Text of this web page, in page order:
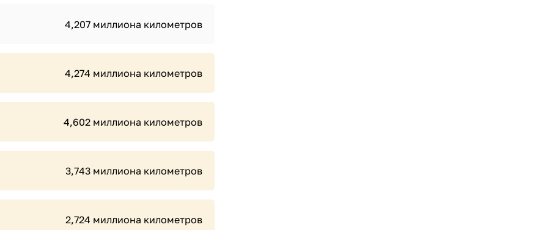
4,207 миллиона километров
4,274 миллиона километров
4,602 миллиона километров
3,743 миллиона километров
2,724 миллиона километров